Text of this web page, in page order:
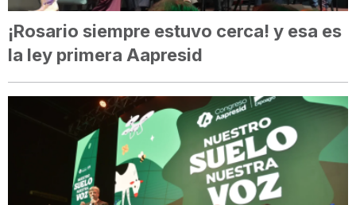
¡Rosario siempre estuvo cerca! y esa es
la ley primera Aapresid